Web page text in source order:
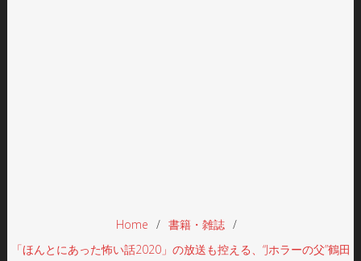
Home
書籍・雑誌
「ほんとにあった怖い話2020」の放送も控える、“Jホラーの父”鶴田